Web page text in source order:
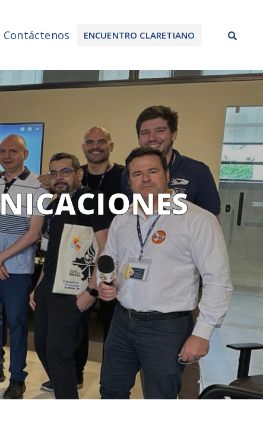
Contáctenos ENCUENTRO CLARETIANO